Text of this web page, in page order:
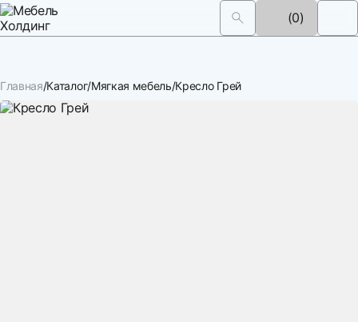
(0)
Главная Каталог Мягкая мебель Кресло Грей